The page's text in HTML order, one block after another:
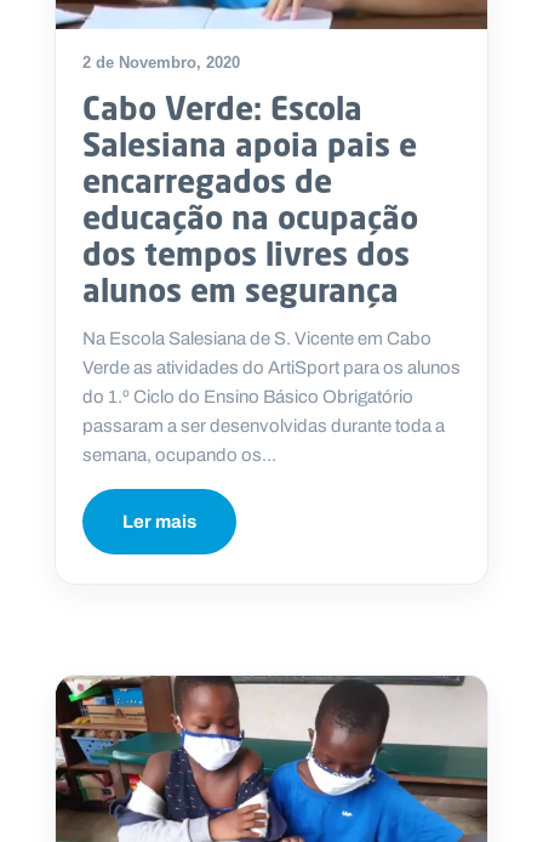
2 de Novembro, 2020
Cabo Verde: Escola
Salesiana apoia pais e
encarregados de
educação na ocupação
dos tempos livres dos
alunos em segurança
Na Escola Salesiana de S. Vicente em Cabo
Verde as atividades do ArtiSport para os alunos
do 1.º Ciclo do Ensino Básico Obrigatório
passaram a ser desenvolvidas durante toda a
semana, ocupando os...
Ler mais
P
O
R
T
A
N
A
C
I
N
A
S
a
l
e
s
i
a
n
o
s
.
p
A
g
e
n
d
a
C
o
n
t
a
c
t
o
s